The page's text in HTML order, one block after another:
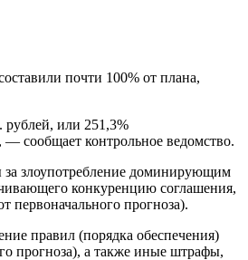
почти 100% от плана,
или 251,3%
— сообщает контрольное ведомство.
злоупотребление доминирующим
конкуренцию соглашения,
прогноза).
правил (порядка обеспечения)
прогноза), а также иные штрафы,